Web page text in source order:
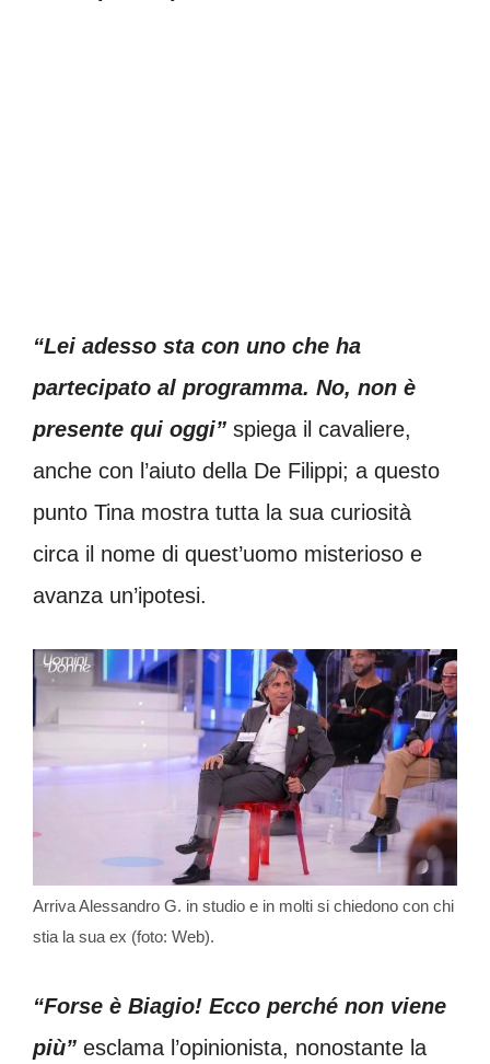
“Lei adesso sta con uno che ha
partecipato al programma. No, non è
presente qui oggi” spiega il cavaliere,
anche con l’aiuto della De Filippi; a questo
punto Tina mostra tutta la sua curiosità
circa il nome di quest’uomo misterioso e
avanza un’ipotesi.
Arriva Alessandro G. in studio e in molti si chiedono con chi
stia la sua ex (foto: Web).
“Forse è Biagio! Ecco perché non viene
più” esclama l’opinionista, nonostante la